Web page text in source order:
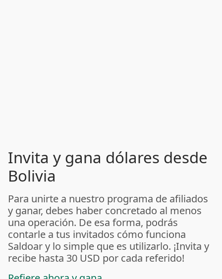
Invita y gana dólares desde
Bolivia
Para unirte a nuestro programa de afiliados
y ganar, debes haber concretado al menos
una operación. De esa forma, podrás
contarle a tus invitados cómo funciona
Saldoar y lo simple que es utilizarlo. ¡Invita y
recibe hasta 30 USD por cada referido!